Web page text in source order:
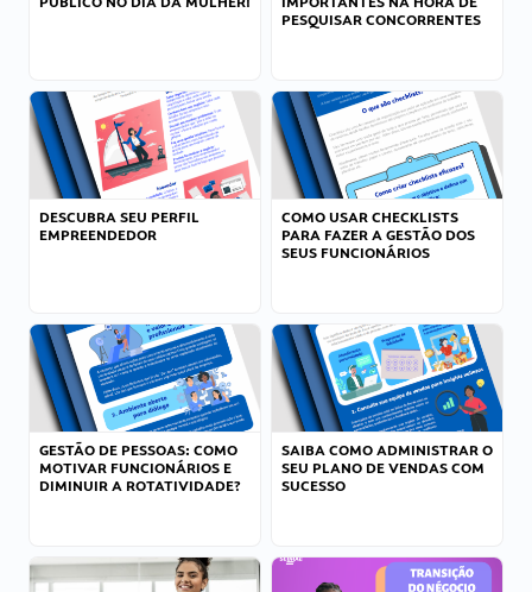
PESQUISAR CONCORRENTES
DESCUBRA SEU PERFIL
EMPREENDEDOR
COMO USAR CHECKLISTS
PARA FAZER A GESTÃO DOS
SEUS FUNCIONÁRIOS
GESTÃO DE PESSOAS: COMO
MOTIVAR FUNCIONÁRIOS E
DIMINUIR A ROTATIVIDADE?
SAIBA COMO ADMINISTRAR O
SEU PLANO DE VENDAS COM
SUCESSO